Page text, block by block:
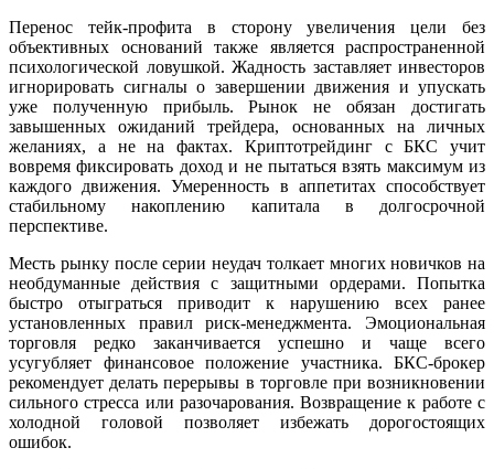
Перенос тейк-профита в сторону увеличения цели без
объективных оснований также является распространенной
психологической ловушкой. Жадность заставляет инвесторов
игнорировать сигналы о завершении движения и упускать
уже полученную прибыль. Рынок не обязан достигать
завышенных ожиданий трейдера, основанных на личных
желаниях, а не на фактах. Криптотрейдинг с БКС учит
вовремя фиксировать доход и не пытаться взять максимум из
каждого движения. Умеренность в аппетитах способствует
стабильному накоплению капитала в долгосрочной
перспективе.
Месть рынку после серии неудач толкает многих новичков на
необдуманные действия с защитными ордерами. Попытка
быстро отыграться приводит к нарушению всех ранее
установленных правил риск-менеджмента. Эмоциональная
торговля редко заканчивается успешно и чаще всего
усугубляет финансовое положение участника. БКС-брокер
рекомендует делать перерывы в торговле при возникновении
сильного стресса или разочарования. Возвращение к работе с
холодной головой позволяет избежать дорогостоящих
ошибок.